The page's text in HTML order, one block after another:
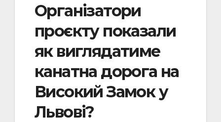
Організатори
проєкту показали
як виглядатиме
канатна дорога на
Високий Замок у
Львові?